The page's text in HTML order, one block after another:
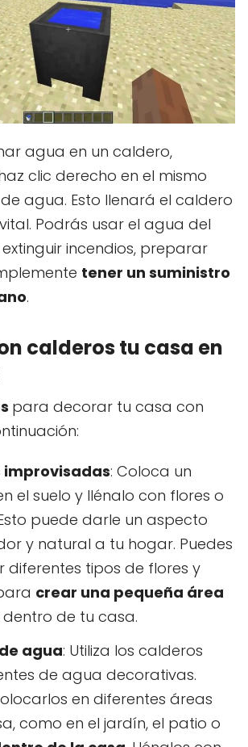
agua en un caldero,
clic derecho en el mismo
agua. Esto llenará el caldero
Podrás usar el agua del
incendios, preparar
tener un suministro
.
calderos tu casa en
para decorar tu casa con
improvisadas: Coloca un
el suelo y llénalo con flores o
puede darle un aspecto
y natural a tu hogar. Puedes
diferentes tipos de flores y
crear una pequeña área
de tu casa.
agua: Utiliza los calderos
de agua decorativas.
en diferentes áreas
como en el jardín, el patio o